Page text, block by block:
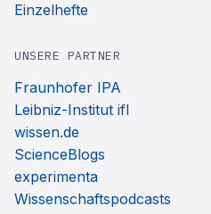
Einzelhefte
UNSERE PARTNER
Fraunhofer IPA
Leibniz-Institut ifl
wissen.de
ScienceBlogs
experimenta
Wissenschaftspodcasts